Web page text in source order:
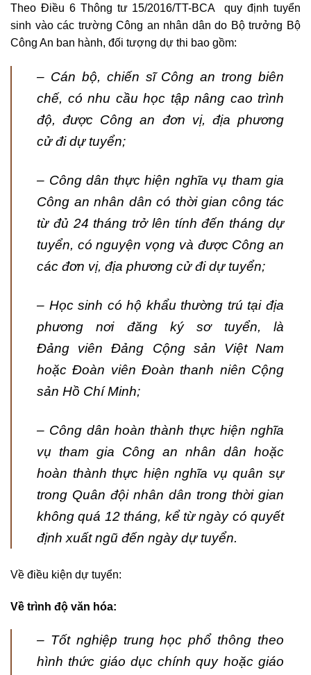
Theo Điều 6 Thông tư 15/2016/TT-BCA quy định tuyển
sinh vào các trường Công an nhân dân do Bộ trưởng Bộ
Công An ban hành, đối tượng dự thi bao gồm:
– Cán bộ, chiến sĩ Công an trong biên
chế, có nhu cầu học tập nâng cao trình
độ, được Công an đơn vị, địa phương
cử đi dự tuyển;
– Công dân thực hiện nghĩa vụ tham gia
Công an nhân dân có thời gian công tác
từ đủ 24 tháng trở lên tính đến tháng dự
tuyển, có nguyện vọng và được Công an
các đơn vị, địa phương cử đi dự tuyển;
– Học sinh có hộ khẩu thường trú tại địa
phương nơi đăng ký sơ tuyển, là
Đảng viên Đảng Cộng sản Việt Nam
hoặc Đoàn viên Đoàn thanh niên Cộng
sản Hồ Chí Minh;
– Công dân hoàn thành thực hiện nghĩa
vụ tham gia Công an nhân dân hoặc
hoàn thành thực hiện nghĩa vụ quân sự
trong Quân đội nhân dân trong thời gian
không quá 12 tháng, kể từ ngày có quyết
định xuất ngũ đến ngày dự tuyển.
Về điều kiện dự tuyển:
Về trình độ văn hóa:
– Tốt nghiệp trung học phổ thông theo
hình thức giáo dục chính quy hoặc giáo